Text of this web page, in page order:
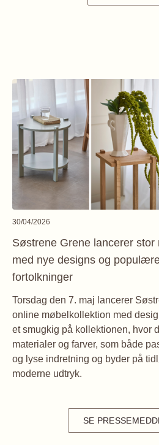
30/04/2026
Søstrene Grene lancerer stor
med nye designs og
fortolkninger
Torsdag den 7. maj lancerer
online møbelkollektion med
et smugkig på kollektionen, hvor
materialer og farver, som både
og lyse indretning og byder på
moderne udtryk.
SE